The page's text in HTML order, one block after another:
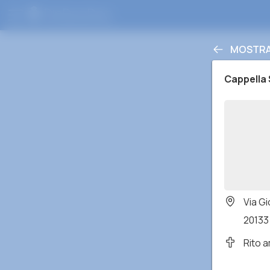
Cappella
Via
Rito